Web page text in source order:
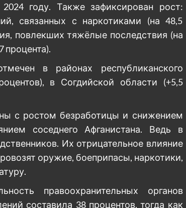
году. Также зафиксирован рост:
связанных с наркотиками (на 48,5
повлекших тяжёлые последствия (на
процента).
в районах республиканского
в Согдийской области (+5,5
с ростом безработицы и снижением
соседнего Афганистана. Ведь в
Их отрицательное влияние
оружие, боеприпасы, наркотики,
правоохранительных органов
составила 38 процентов, тогда как